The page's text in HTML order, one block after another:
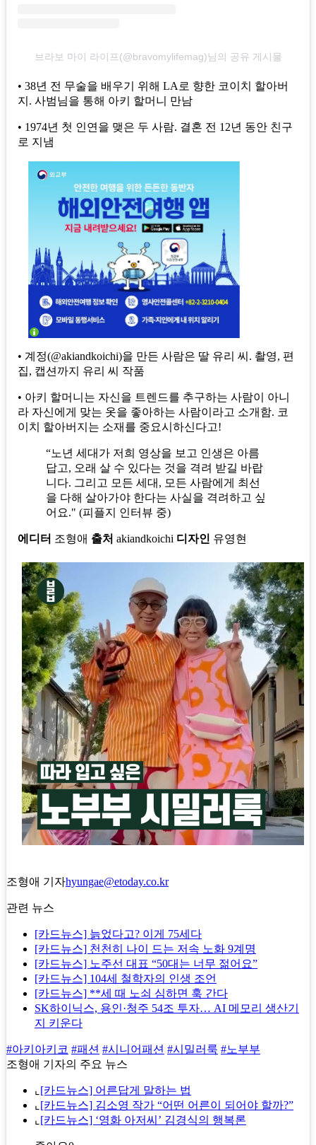
브라보 마이 라이프(@bravomylifemag)님의 공유 게시물
• 38년 전 무술을 배우기 위해 LA로 향한 코이치 할아버
지. 사범님을 통해 아키 할머니 만남
• 1974년 첫 인연을 맺은 두 사람. 결혼 전 12년 동안 친구
로 지냄
• 계정(@akiandkoichi)을 만든 사람은 딸 유리 씨. 촬영, 편
집, 캡션까지 유리 씨 작품
• 아키 할머니는 자신을 트렌드를 추구하는 사람이 아니
라 자신에게 맞는 옷을 좋아하는 사람이라고 소개함. 코
이치 할아버지는 소재를 중요시하신다고!
“노년 세대가 저희 영상을 보고 인생은 아름
답고, 오래 살 수 있다는 것을 격려 받길 바랍
니다. 그리고 모든 세대, 모든 사람에게 최선
을 다해 살아가야 한다는 사실을 격려하고 싶
어요." (피플지 인터뷰 중)
에디터 조형애 출처 akiandkoichi 디자인 유영현
조형애 기자hyungae@etoday.co.kr
관련 뉴스
[카드뉴스] 늙었다고? 이게 75세다
[카드뉴스] 천천히 나이 드는 저속 노화 9계명
[카드뉴스] 노주선 대표 “50대는 너무 젊어요”
[카드뉴스] 104세 철학자의 인생 조언
[카드뉴스] **세 때 노쇠 심하면 훅 간다
SK하이닉스, 용인·청주 54조 투자… AI 메모리 생산기
지 키운다
#아키아키코 #패션 #시니어패션 #시밀러룩 #노부부
조형애 기자의 주요 뉴스
⌞ [카드뉴스] 어른답게 말하는 법
⌞ [카드뉴스] 김소영 작가 “어떤 어른이 되어야 할까?”
⌞ [카드뉴스] ‘영화 아저씨’ 김경식의 행복론